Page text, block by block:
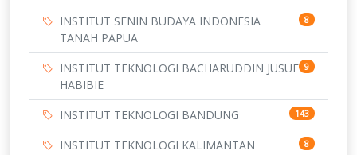
INSTITUT SENIN BUDAYA INDONESIA
TANAH PAPUA
8
INSTITUT TEKNOLOGI BACHARUDDIN JUSUF
HABIBIE
9
INSTITUT TEKNOLOGI BANDUNG 143
INSTITUT TEKNOLOGI KALIMANTAN 8